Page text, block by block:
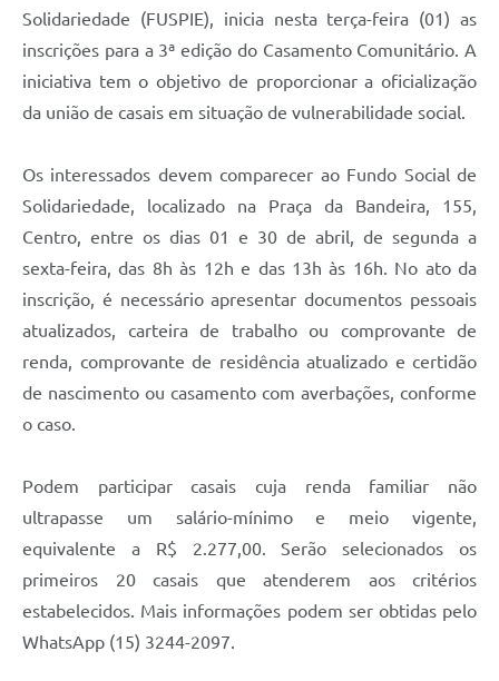
Solidariedade (FUSPIE), inicia nesta terça-feira (01) as
inscrições para a 3ª edição do Casamento Comunitário. A
iniciativa tem o objetivo de proporcionar a oficialização
da união de casais em situação de vulnerabilidade social.
Os interessados devem comparecer ao Fundo Social de
Solidariedade, localizado na Praça da Bandeira, 155,
Centro, entre os dias 01 e 30 de abril, de segunda a
sexta-feira, das 8h às 12h e das 13h às 16h. No ato da
inscrição, é necessário apresentar documentos pessoais
atualizados, carteira de trabalho ou comprovante de
renda, comprovante de residência atualizado e certidão
de nascimento ou casamento com averbações, conforme
o caso.
Podem participar casais cuja renda familiar não
ultrapasse um salário-mínimo e meio vigente,
equivalente a R$ 2.277,00. Serão selecionados os
primeiros 20 casais que atenderem aos critérios
estabelecidos. Mais informações podem ser obtidas pelo
WhatsApp (15) 3244-2097.